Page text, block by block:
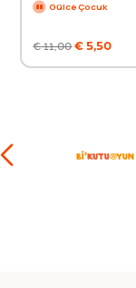
Gülce Çocuk
€11,00€ 5,50